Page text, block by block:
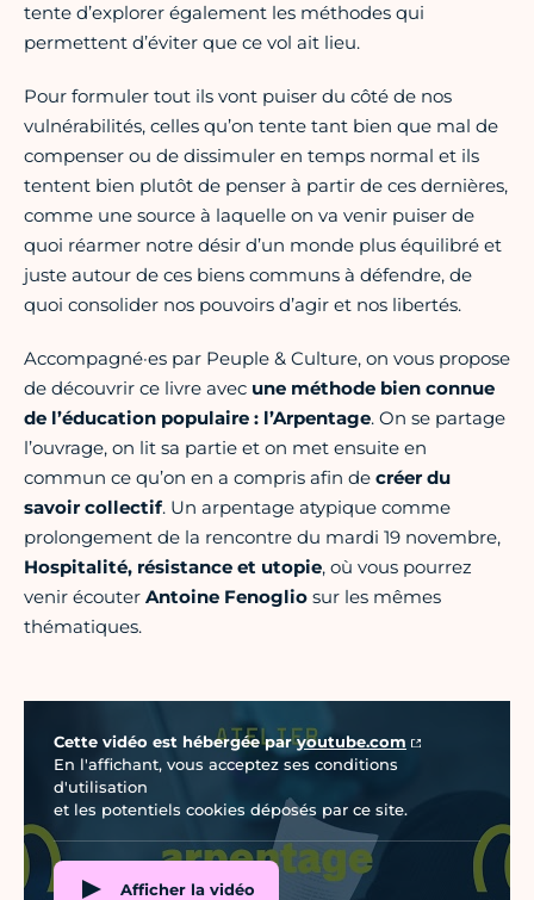
tente d’explorer également les méthodes qui
permettent d’éviter que ce vol ait lieu.
Pour formuler tout ils vont puiser du côté de nos
vulnérabilités, celles qu’on tente tant bien que mal de
compenser ou de dissimuler en temps normal et ils
tentent bien plutôt de penser à partir de ces dernières,
comme une source à laquelle on va venir puiser de
quoi réarmer notre désir d’un monde plus équilibré et
juste autour de ces biens communs à défendre, de
quoi consolider nos pouvoirs d’agir et nos libertés.
Accompagné·es par Peuple & Culture, on vous propose
de découvrir ce livre avec une méthode bien connue
de l’éducation populaire : l’Arpentage. On se partage
l’ouvrage, on lit sa partie et on met ensuite en
commun ce qu’on en a compris afin de créer du
savoir collectif. Un arpentage atypique comme
prolongement de la rencontre du mardi 19 novembre,
Hospitalité, résistance et utopie, où vous pourrez
venir écouter Antoine Fenoglio sur les mêmes
thématiques.
Cette vidéo est hébergée paryoutube.com
En l'affichant, vous acceptez ses conditions
d'utilisation
et les potentiels cookies déposés par ce site.
Afficher la vidéo